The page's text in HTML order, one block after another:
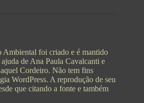
Ambiental foi criado e é mantido
de Ana Paula Cavalcanti e
Cordeiro. Não tem fins
WordPress. A reprodução de seu
que citando a fonte e também